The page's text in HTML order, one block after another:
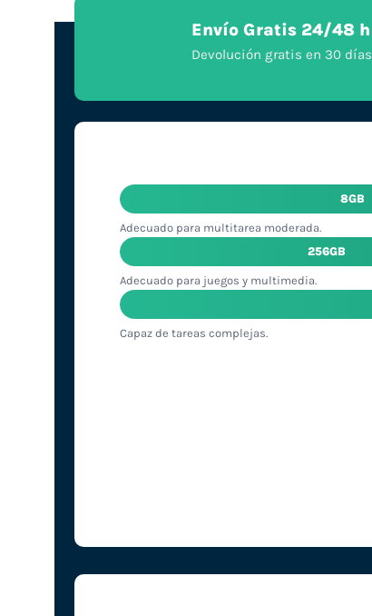
Envío Gratis 24/48 h
Devolución gratis en 30 días
8GB
Adecuado para multitarea moderada.
256GB
Adecuado para juegos y multimedia.
Capaz de tareas complejas.